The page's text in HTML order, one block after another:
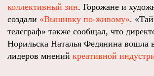
коллективный зин. Горожане и
создали «Вышивку по-живому».
телеграф» также сообщал, что
Норильска Наталья Федянина вошла
лидеров мнений креативной